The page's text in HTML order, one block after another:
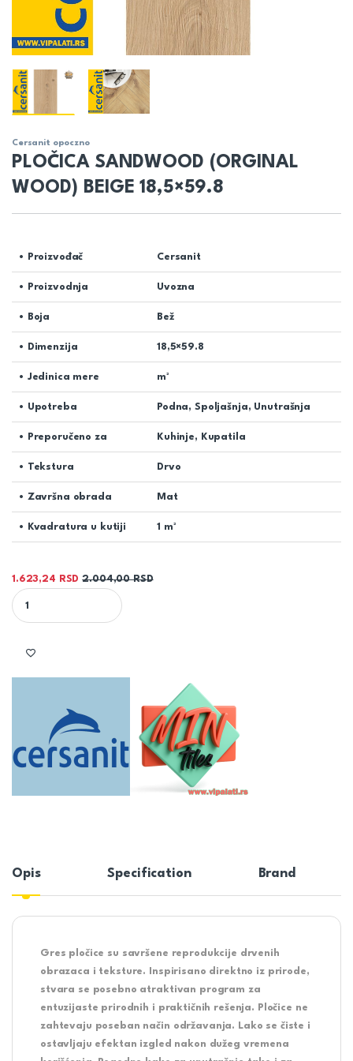
Cersanit opoczno
PLOČICA SANDWOOD (ORGINAL
WOOD) BEIGE 18,5×59.8
• Proizvođač Cersanit
• Proizvodnja Uvozna
• Boja Bež
• Dimenzija 18,5×59.8
• Jedinica mere m²
• Upotreba Podna, Spoljašnja, Unutrašnja
• Preporučeno za Kuhinje, Kupatila
• Tekstura Drvo
• Završna obrada Mat
• Kvadratura u kutiji 1 m²
1.623,24 RSD 2.004,00RSD
PLOČICA SANDWOOD (ORGINAL WOOD) BEIGE 18,5x59.8 quantity
Opis Specification Brand
Gres pločice su savršene reprodukcije drvenih
obrazaca i teksture. Inspirisano direktno iz prirode,
stvara se posebno atraktivan program za
entuzijaste prirodnih i praktičnih rešenja. Pločice ne
zahtevaju poseban način održavanja. Lako se čiste i
ostavljaju efektan izgled nakon dužeg vremena